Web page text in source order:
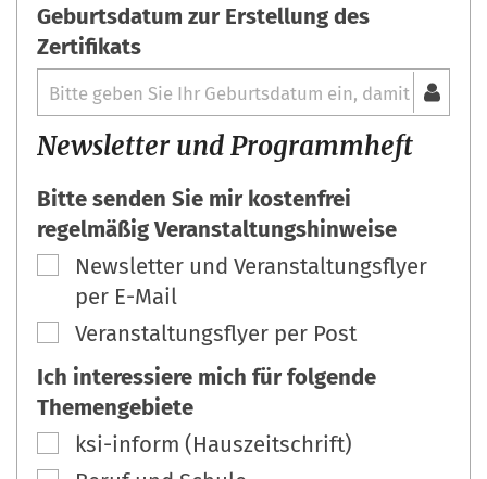
Geburtsdatum zur Erstellung des
Zertifikats
Newsletter und Programmheft
Bitte senden Sie mir kostenfrei
regelmäßig Veranstaltungshinweise
Newsletter und Veranstaltungsflyer
per E-Mail
Veranstaltungsflyer per Post
Ich interessiere mich für folgende
Themengebiete
ksi-inform (Hauszeitschrift)